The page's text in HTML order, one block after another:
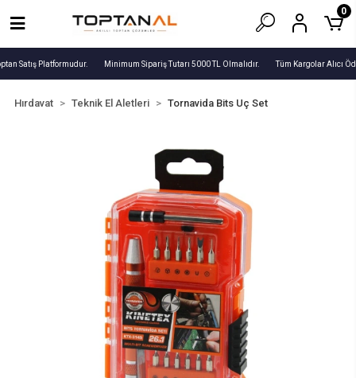
Satış Platformudur. Minimum Sipariş Tutarı 5000 TL Olmalıdır. Tüm Kargolar Alıcı
0
Hırdavat Teknik El Aletleri Tornavida Bits Uç Set